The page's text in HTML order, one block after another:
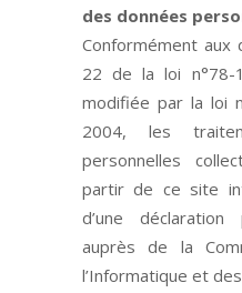
des données
Conformément aux
22 de la loi
modifiée par la loi
2004, les
personnelles
partir de ce site
d’une
auprès de la
l’Informatique et